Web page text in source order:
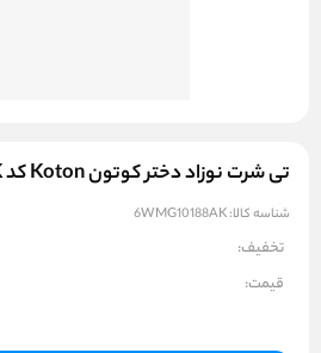
تی شرت نوزاد دختر کوتون Koton کد 6WMG10188AK
شناسه کالا:6WMG10188AK
تخفیف:
قیمت: